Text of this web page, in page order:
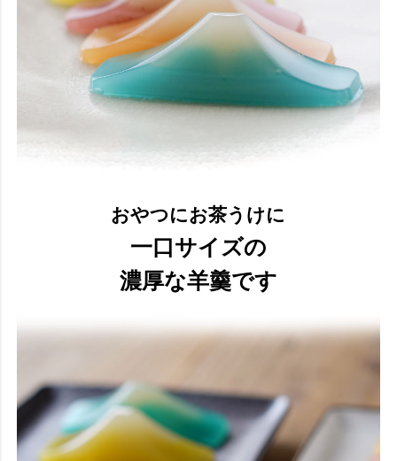
おやつにお茶うけに
一口サイズの
濃厚な羊羹です